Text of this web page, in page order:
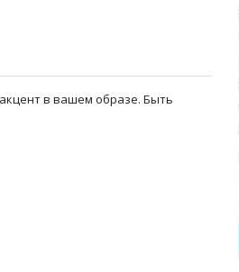
в вашем образе. Быть